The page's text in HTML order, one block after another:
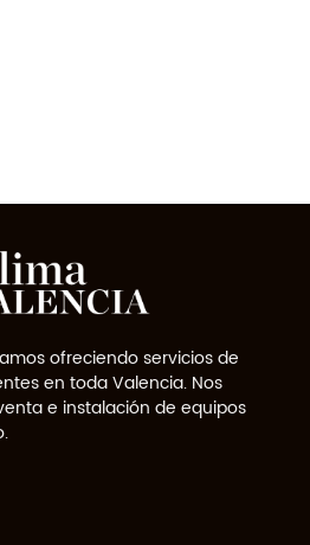
ofreciendo servicios de
en toda Valencia. Nos
e instalación de equipos